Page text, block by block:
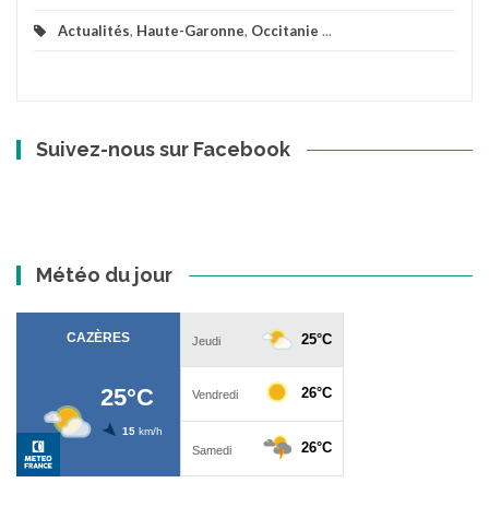
Actualités, Haute-Garonne, Occitanie ...
Suivez-nous sur Facebook
Météo du jour